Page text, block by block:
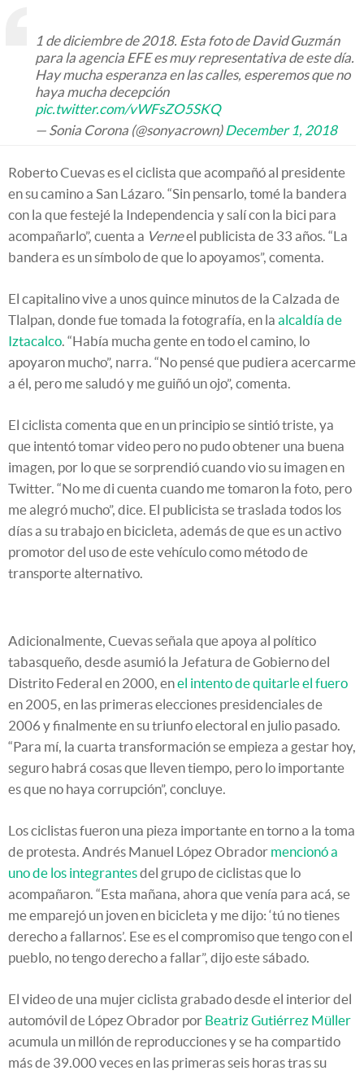
1 de diciembre de 2018. Esta foto de David Guzmán
para la agencia EFE es muy representativa de este día.
Hay mucha esperanza en las calles, esperemos que no
haya mucha decepción
pic.twitter.com/vWFsZO5SKQ
— Sonia Corona (@sonyacrown)December 1, 2018
Roberto Cuevas es el ciclista que acompañó al presidente
en su camino a San Lázaro. “Sin pensarlo, tomé la bandera
con la que festejé la Independencia y salí con la bici para
acompañarlo”, cuenta a Verneel publicista de 33 años. “La
bandera es un símbolo de que lo apoyamos”, comenta.
El capitalino vive a unos quince minutos de la Calzada de
Tlalpan, donde fue tomada la fotografía, en la alcaldía de
Iztacalco. “Había mucha gente en todo el camino, lo
apoyaron mucho”, narra. “No pensé que pudiera acercarme
a él, pero me saludó y me guiñó un ojo”, comenta.
El ciclista comenta que en un principio se sintió triste, ya
que intentó tomar video pero no pudo obtener una buena
imagen, por lo que se sorprendió cuando vio su imagen en
Twitter. “No me di cuenta cuando me tomaron la foto, pero
me alegró mucho”, dice. El publicista se traslada todos los
días a su trabajo en bicicleta, además de que es un activo
promotor del uso de este vehículo como método de
transporte alternativo.
Adicionalmente, Cuevas señala que apoya al político
tabasqueño, desde asumió la Jefatura de Gobierno del
Distrito Federal en 2000, enel intento de quitarle el fuero
en 2005, en las primeras elecciones presidenciales de
2006 y finalmente en su triunfo electoral en julio pasado.
“Para mí, la cuarta transformación se empieza a gestar hoy,
seguro habrá cosas que lleven tiempo, pero lo importante
es que no haya corrupción”, concluye.
Los ciclistas fueron una pieza importante en torno a la toma
de protesta. Andrés Manuel López Obrador mencionó a
uno de los integrantesdel grupo de ciclistas que lo
acompañaron. “Esta mañana, ahora que venía para acá, se
me emparejó un joven en bicicleta y me dijo: ‘tú no tienes
derecho a fallarnos’. Ese es el compromiso que tengo con el
pueblo, no tengo derecho a fallar”, dijo este sábado.
El video de una mujer ciclista grabado desde el interior del
automóvil de López Obrador por Beatriz Gutiérrez Müller
acumula un millón de reproducciones y se ha compartido
más de 39.000 veces en las primeras seis horas tras su